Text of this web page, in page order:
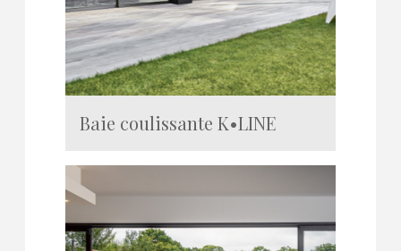
Baie coulissante K•LINE